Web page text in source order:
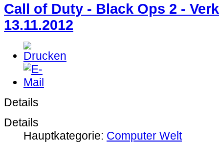
Call of Duty - Black Ops 2 -
13.11.2012
Details
Details
Hauptkategorie: Computer Welt